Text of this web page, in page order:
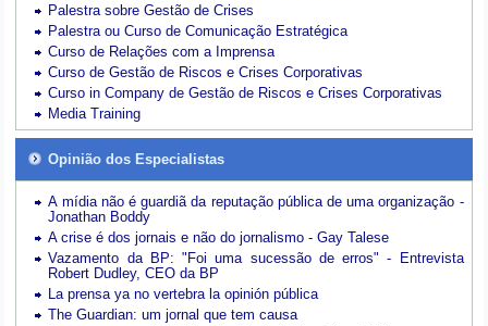
Palestra sobre Gestão de Crises
Palestra ou Curso de Comunicação Estratégica
Curso de Relações com a Imprensa
Curso de Gestão de Riscos e Crises Corporativas
Curso in Company de Gestão de Riscos e Crises Corporativas
Media Training
Opinião dos Especialistas
A mídia não é guardiã da reputação pública de uma organização -
Jonathan Boddy
A crise é dos jornais e não do jornalismo - Gay Talese
Vazamento da BP: "Foi uma sucessão de erros" - Entrevista
Robert Dudley, CEO da BP
La prensa ya no vertebra la opinión pública
The Guardian: um jornal que tem causa